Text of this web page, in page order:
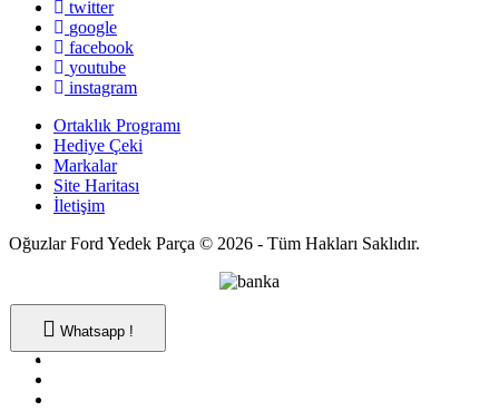
Whatsapp !
Whatsapp !
twitter
google
facebook
youtube
instagram
Ortaklık Programı
Hediye Çeki
Markalar
Site Haritası
İletişim
Oğuzlar Ford Yedek Parça © 2026 - Tüm Hakları Saklıdır.